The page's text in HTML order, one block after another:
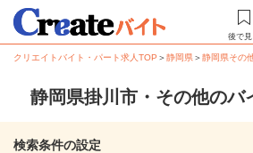
後で見
クリエイトバイト・パート求人TOP ＞静岡県＞静岡県その
静岡県掛川市・その他のバ
検索条件の設定